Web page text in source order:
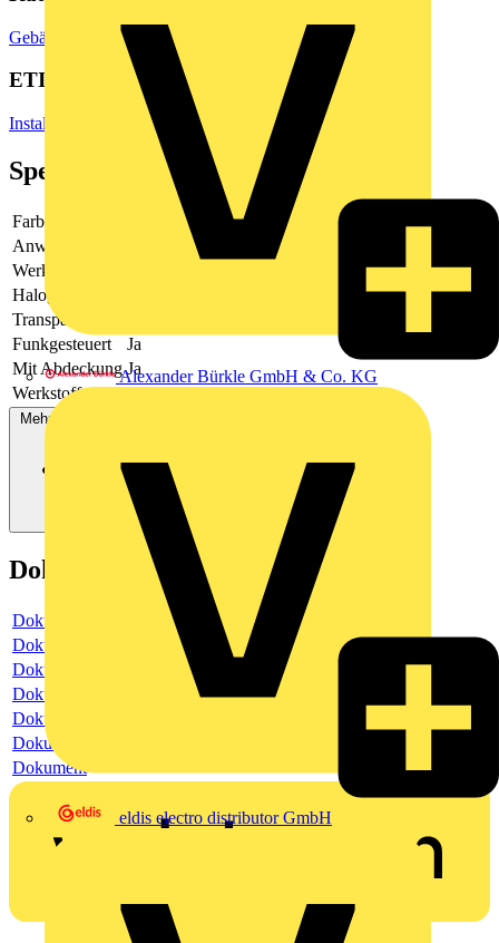
Alexander Bürkle GmbH & Co. KG
eldis electro distributor GmbH
Gebäudeleittechnik & Automation Lichtsteuerungssysteme
ETIM Group
Installationsschalterprogramme/Steckvorrichtungen
Spezifikationen
Farbe
Aluminium
Anwendung
steuern elektrischer Verbraucher
Werkstoff
Halogenfrei
Transparent
Funkgesteuert
Ja
Mit Abdeckung Ja
Werkstoffgüte
Aluminium
Mehr anzeigen
Dokumente
Dokument
Dokument
Dokument
Dokument
Dokument
Dokument
Dokument